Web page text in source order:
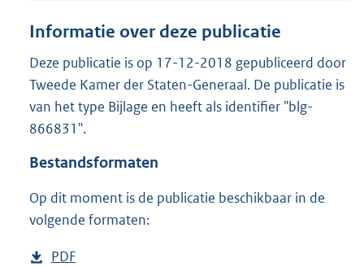
t
e
:
4
Informatie over deze publicatie
Deze publicatie is op 17-12-2018 gepubliceerd door
Tweede Kamer der Staten-Generaal. De publicatie is
van het type Bijlage en heeft als identifier "blg-
866831".
Bestandsformaten
Op dit moment is de publicatie beschikbaar in de
volgende formaten:
D
PDF